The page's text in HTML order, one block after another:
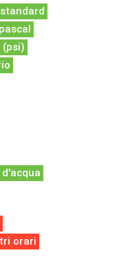
pascal
(psi)
orari